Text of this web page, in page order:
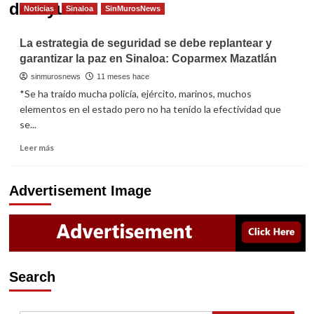
desayuno
Noticias Sinaloa SinMurosNews
La estrategia de seguridad se debe replantear y
garantizar la paz en Sinaloa: Coparmex Mazatlán
sinmurosnews 11 meses hace
*Se ha traído mucha policía, ejército, marinos, muchos
elementos en el estado pero no ha tenido la efectividad que
se...
Leer másRead
La
estrategia
de
seguridad
se
debe
y
Advertisement Image
Search